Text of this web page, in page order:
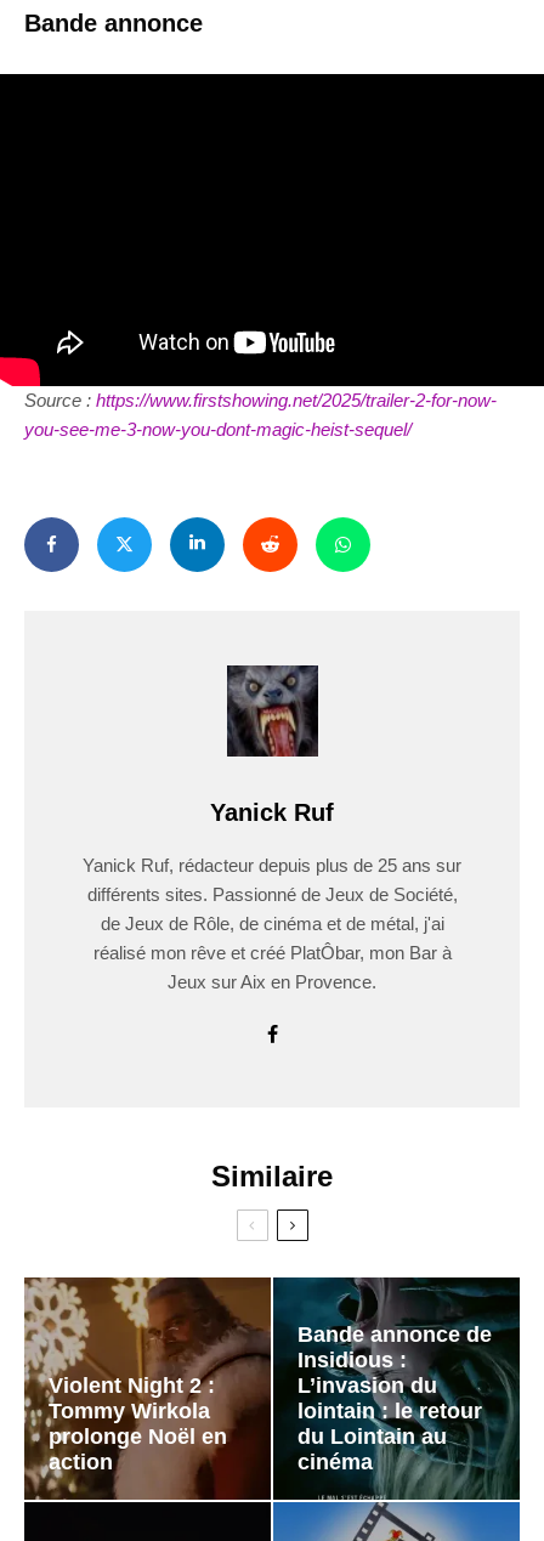
Bande annonce
Source : https://www.firstshowing.net/2025/trailer-2-for-now-
you-see-me-3-now-you-dont-magic-heist-sequel/
Yanick Ruf
Yanick Ruf, rédacteur depuis plus de 25 ans sur
différents sites. Passionné de Jeux de Société,
de Jeux de Rôle, de cinéma et de métal, j'ai
réalisé mon rêve et créé PlatÔbar, mon Bar à
Jeux sur Aix en Provence.
Similaire
Violent Night 2 :
Tommy Wirkola
prolonge Noël en
action
Bande annonce de
Insidious :
L’invasion du
lointain : le retour
du Lointain au
cinéma